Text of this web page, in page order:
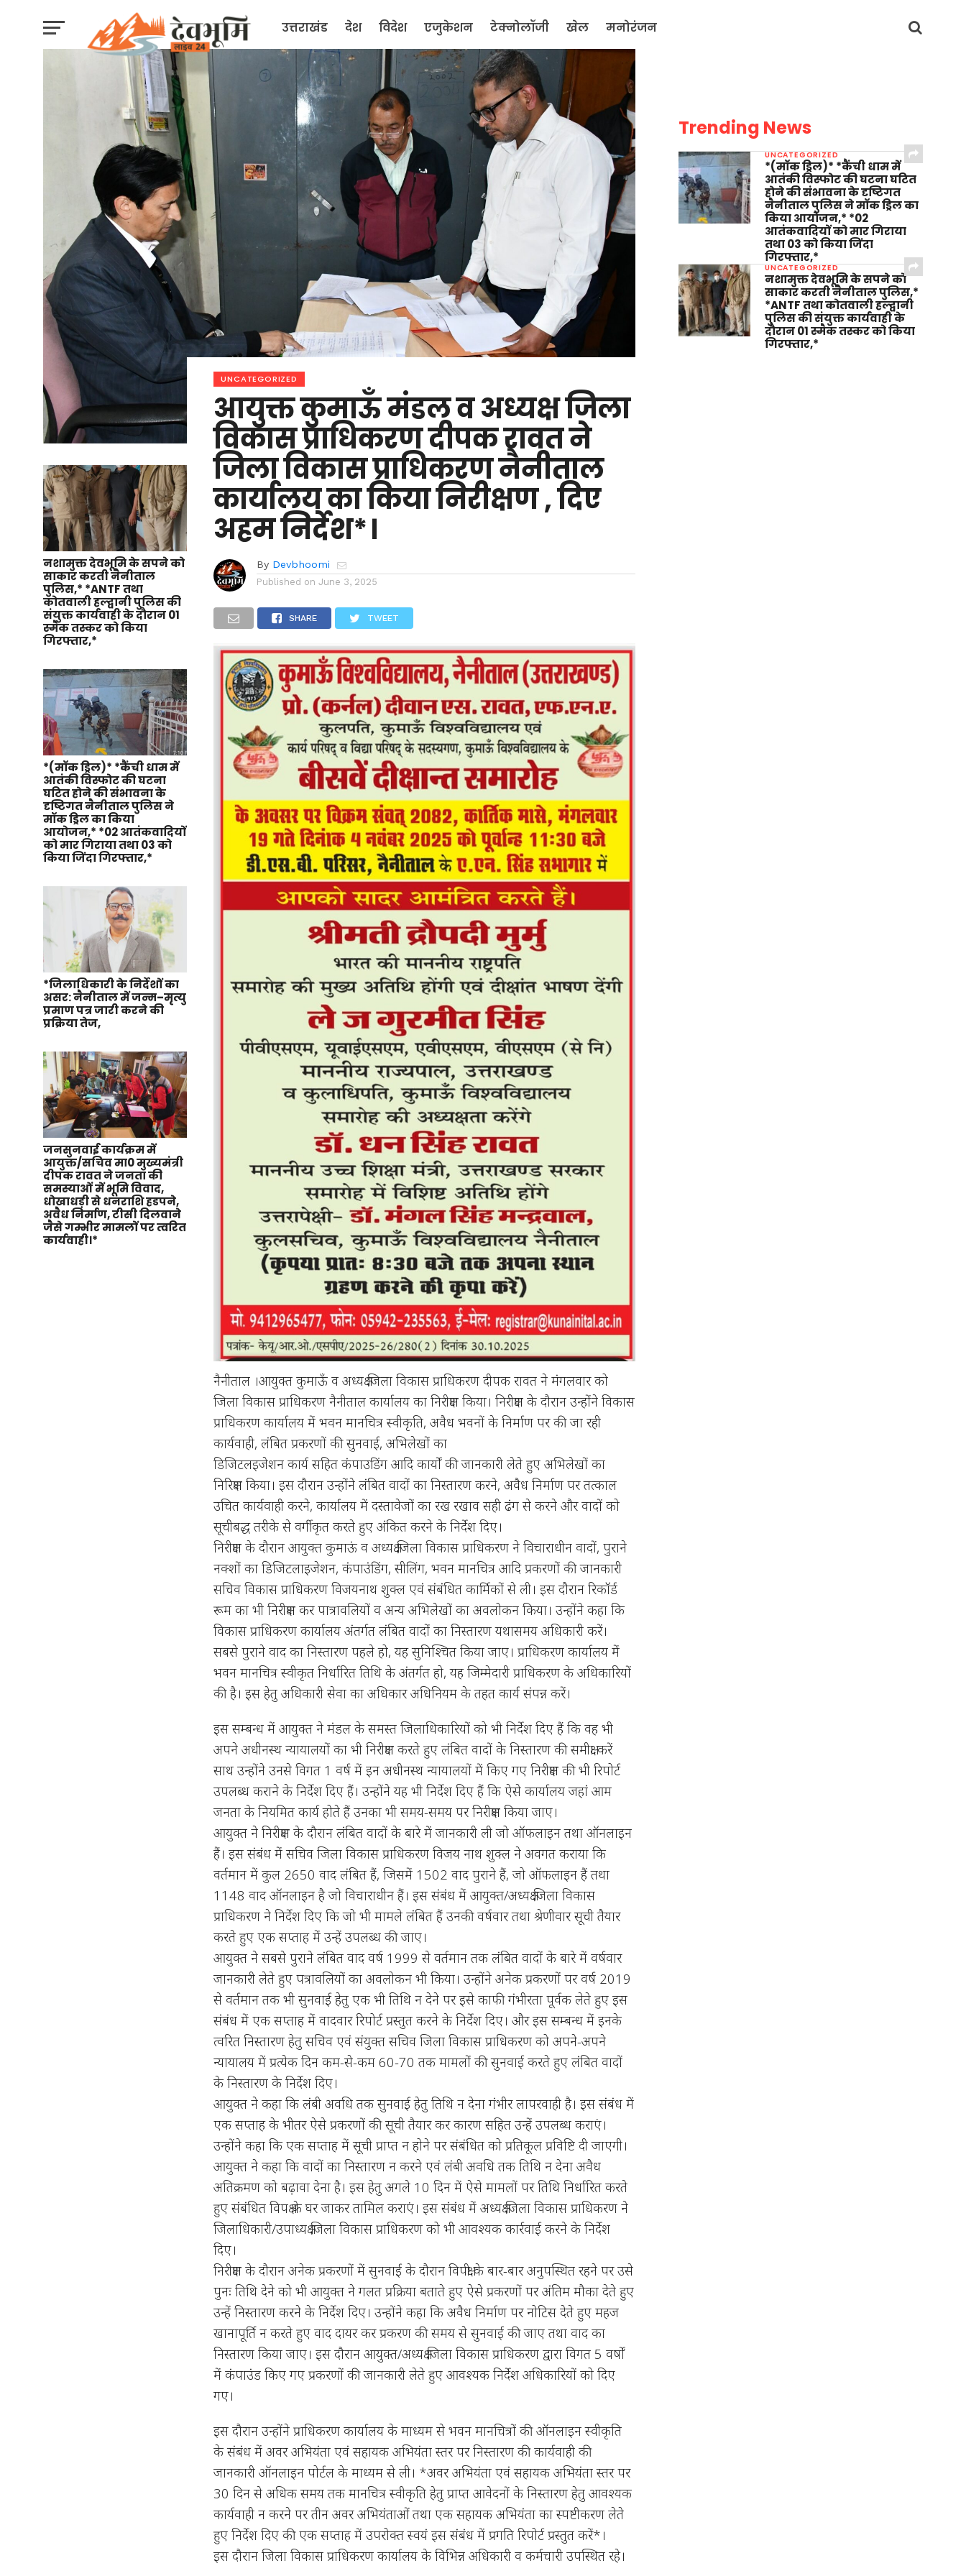
उत्तराखंड देश विदेश एजुकेशन टेक्नोलॉजी खेल मनोरंजन
नशामुक्त देवभूमि के सपने को
साकार करती नैनीताल
पुलिस,* *ANTF तथा
कोतवाली हल्द्वानी पुलिस की
संयुक्त कार्यवाही के दौरान 01
स्मैक तस्कर को किया
गिरफ्तार,*
*(मॉक ड्रिल)* *कैंची धाम में
आतंकी विस्फोट की घटना
घटित होने की संभावना के
दृष्टिगत नैनीताल पुलिस ने
मॉक ड्रिल का किया
आयोजन,* *02 आतंकवादियों
को मार गिराया तथा 03 को
किया जिंदा गिरफ्तार,*
*जिलाधिकारी के निर्देशों का
असर: नैनीताल में जन्म–मृत्यु
प्रमाण पत्र जारी करने की
प्रक्रिया तेज,
जनसुनवाई कार्यक्रम में
आयुक्त/सचिव मा0 मुख्यमंत्री
दीपक रावत ने जनता की
समस्याओं में भूमि विवाद,
धोखाधड़ी से धनराशि हडपने,
अवैध निर्माण, टीसी दिलवाने
जैसे गम्भीर मामलों पर त्वरित
कार्यवाही।*
UNCATEGORIZED
आयुक्त कुमाऊँ मंडल व अध्यक्ष जिला
विकास प्राधिकरण दीपक रावत ने
जिला विकास प्राधिकरण नैनीताल
कार्यालय का किया निरीक्षण , दिए
अहम निर्देश*।
By Devbhoomi
Published on June 3, 2025
SHARE TWEET
नैनीताल ।आयुक्त कुमाऊँ व अध्यक्ष जिला विकास प्राधिकरण दीपक रावत ने मंगलवार को
जिला विकास प्राधिकरण नैनीताल कार्यालय का निरीक्षण किया। निरीक्षण के दौरान उन्होंने विकास
प्राधिकरण कार्यालय में भवन मानचित्र स्वीकृति, अवैध भवनों के निर्माण पर की जा रही
कार्यवाही, लंबित प्रकरणों की सुनवाई, अभिलेखों का
डिजिटलइजेशन कार्य सहित कंपाउडिंग आदि कार्यों की जानकारी लेते हुए अभिलेखों का
निरिक्षण किया। इस दौरान उन्होंने लंबित वादों का निस्तारण करने, अवैध निर्माण पर तत्काल
उचित कार्यवाही करने, कार्यालय में दस्तावेजों का रख रखाव सही ढंग से करने और वादों को
सूचीबद्ध तरीके से वर्गीकृत करते हुए अंकित करने के निर्देश दिए।
निरीक्षण के दौरान आयुक्त कुमाऊं व अध्यक्ष जिला विकास प्राधिकरण ने विचाराधीन वादों, पुराने
नक्शों का डिजिटलाइजेशन, कंपाउंडिंग, सीलिंग, भवन मानचित्र आदि प्रकरणों की जानकारी
सचिव विकास प्राधिकरण विजयनाथ शुक्ल एवं संबंधित कार्मिकों से ली। इस दौरान रिकॉर्ड
रूम का भी निरीक्षण कर पात्रावलियों व अन्य अभिलेखों का अवलोकन किया। उन्होंने कहा कि
विकास प्राधिकरण कार्यालय अंतर्गत लंबित वादों का निस्तारण यथासमय अधिकारी करें।
सबसे पुराने वाद का निस्तारण पहले हो, यह सुनिश्चित किया जाए। प्राधिकरण कार्यालय में
भवन मानचित्र स्वीकृत निर्धारित तिथि के अंतर्गत हो, यह जिम्मेदारी प्राधिकरण के अधिकारियों
की है। इस हेतु अधिकारी सेवा का अधिकार अधिनियम के तहत कार्य संपन्न करें।
इस सम्बन्ध में आयुक्त ने मंडल के समस्त जिलाधिकारियों को भी निर्देश दिए हैं कि वह भी
अपने अधीनस्थ न्यायालयों का भी निरीक्षण करते हुए लंबित वादों के निस्तारण की समीक्षा करें
साथ उन्होंने उनसे विगत 1 वर्ष में इन अधीनस्थ न्यायालयों में किए गए निरीक्षण की भी रिपोर्ट
उपलब्ध कराने के निर्देश दिए हैं। उन्होंने यह भी निर्देश दिए हैं कि ऐसे कार्यालय जहां आम
जनता के नियमित कार्य होते हैं उनका भी समय-समय पर निरीक्षण किया जाए।
आयुक्त ने निरीक्षण के दौरान लंबित वादों के बारे में जानकारी ली जो ऑफलाइन तथा ऑनलाइन
हैं। इस संबंध में सचिव जिला विकास प्राधिकरण विजय नाथ शुक्ल ने अवगत कराया कि
वर्तमान में कुल 2650 वाद लंबित हैं, जिसमें 1502 वाद पुराने हैं, जो ऑफलाइन हैं तथा
1148 वाद ऑनलाइन है जो विचाराधीन हैं। इस संबंध में आयुक्त/अध्यक्ष जिला विकास
प्राधिकरण ने निर्देश दिए कि जो भी मामले लंबित हैं उनकी वर्षवार तथा श्रेणीवार सूची तैयार
करते हुए एक सप्ताह में उन्हें उपलब्ध की जाए।
आयुक्त ने सबसे पुराने लंबित वाद वर्ष 1999 से वर्तमान तक लंबित वादों के बारे में वर्षवार
जानकारी लेते हुए पत्रावलियों का अवलोकन भी किया। उन्होंने अनेक प्रकरणों पर वर्ष 2019
से वर्तमान तक भी सुनवाई हेतु एक भी तिथि न देने पर इसे काफी गंभीरता पूर्वक लेते हुए इस
संबंध में एक सप्ताह में वादवार रिपोर्ट प्रस्तुत करने के निर्देश दिए। और इस सम्बन्ध में इनके
त्वरित निस्तारण हेतु सचिव एवं संयुक्त सचिव जिला विकास प्राधिकरण को अपने-अपने
न्यायालय में प्रत्येक दिन कम-से-कम 60-70 तक मामलों की सुनवाई करते हुए लंबित वादों
के निस्तारण के निर्देश दिए।
आयुक्त ने कहा कि लंबी अवधि तक सुनवाई हेतु तिथि न देना गंभीर लापरवाही है। इस संबंध में
एक सप्ताह के भीतर ऐसे प्रकरणों की सूची तैयार कर कारण सहित उन्हें उपलब्ध कराएं।
उन्होंने कहा कि एक सप्ताह में सूची प्राप्त न होने पर संबंधित को प्रतिकूल प्रविष्टि दी जाएगी।
आयुक्त ने कहा कि वादों का निस्तारण न करने एवं लंबी अवधि तक तिथि न देना अवैध
अतिक्रमण को बढ़ावा देना है। इस हेतु अगले 10 दिन में ऐसे मामलों पर तिथि निर्धारित करते
हुए संबंधित विपक्ष के घर जाकर तामिल कराएं। इस संबंध में अध्यक्ष जिला विकास प्राधिकरण ने
जिलाधिकारी/उपाध्यक्ष जिला विकास प्राधिकरण को भी आवश्यक कार्रवाई करने के निर्देश
दिए।
निरीक्षण के दौरान अनेक प्रकरणों में सुनवाई के दौरान विपक्षी के बार-बार अनुपस्थित रहने पर उसे
पुनः तिथि देने को भी आयुक्त ने गलत प्रक्रिया बताते हुए ऐसे प्रकरणों पर अंतिम मौका देते हुए
उन्हें निस्तारण करने के निर्देश दिए। उन्होंने कहा कि अवैध निर्माण पर नोटिस देते हुए महज
खानापूर्ति न करते हुए वाद दायर कर प्रकरण की समय से सुनवाई की जाए तथा वाद का
निस्तारण किया जाए। इस दौरान आयुक्त/अध्यक्ष जिला विकास प्राधिकरण द्वारा विगत 5 वर्षों
में कंपाउंड किए गए प्रकरणों की जानकारी लेते हुए आवश्यक निर्देश अधिकारियों को दिए
गए।
इस दौरान उन्होंने प्राधिकरण कार्यालय के माध्यम से भवन मानचित्रों की ऑनलाइन स्वीकृति
के संबंध में अवर अभियंता एवं सहायक अभियंता स्तर पर निस्तारण की कार्यवाही की
जानकारी ऑनलाइन पोर्टल के माध्यम से ली। *अवर अभियंता एवं सहायक अभियंता स्तर पर
30 दिन से अधिक समय तक मानचित्र स्वीकृति हेतु प्राप्त आवेदनों के निस्तारण हेतु आवश्यक
कार्यवाही न करने पर तीन अवर अभियंताओं तथा एक सहायक अभियंता का स्पष्टीकरण लेते
हुए निर्देश दिए की एक सप्ताह में उपरोक्त स्वयं इस संबंध में प्रगति रिपोर्ट प्रस्तुत करें*।
इस दौरान जिला विकास प्राधिकरण कार्यालय के विभिन्न अधिकारी व कर्मचारी उपस्थित रहे।
Trending News
UNCATEGORIZED
*(मॉक ड्रिल)* *कैंची धाम में
आतंकी विस्फोट की घटना घटित
होने की संभावना के दृष्टिगत
नैनीताल पुलिस ने मॉक ड्रिल का
किया आयोजन,* *02
आतंकवादियों को मार गिराया
तथा 03 को किया जिंदा
गिरफ्तार,*
UNCATEGORIZED
नशामुक्त देवभूमि के सपने को
साकार करती नैनीताल पुलिस,*
*ANTF तथा कोतवाली हल्द्वानी
पुलिस की संयुक्त कार्यवाही के
दौरान 01 स्मैक तस्कर को किया
गिरफ्तार,*